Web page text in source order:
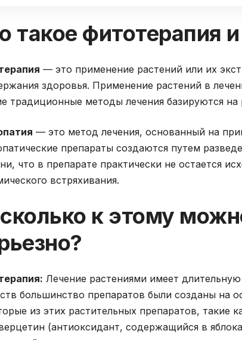
такое фитотерапия
— это применение растений или их
здоровья. Применение растений в
традиционные методы лечения базируются на
— это метод лечения, основанный на
препараты создаются путем
что в препарате практически не остается
встряхивания.
к этому
Лечение растениями имеет
большинство препаратов были созданы на
из этих растительных препаратов, такие
(антиоксидант, содержащийся в